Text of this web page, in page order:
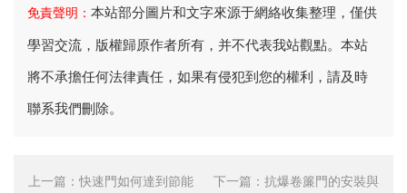
免責聲明： 本站部分圖片和文字來源于網絡收集整理，僅供
學習交流，版權歸原作者所有，并不代表我站觀點。本站
將不承擔任何法律責任，如果有侵犯到您的權利，請及時
聯系我們刪除。
上一篇：快速門如何達到節能
下一篇： 抗爆卷簾門的安裝與